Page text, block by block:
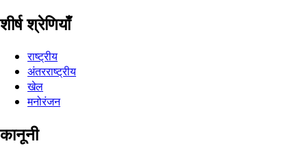
शीर्ष श्रेणियाँ
राष्ट्रीय
अंतरराष्ट्रीय
खेल
मनोरंजन
कानूनी